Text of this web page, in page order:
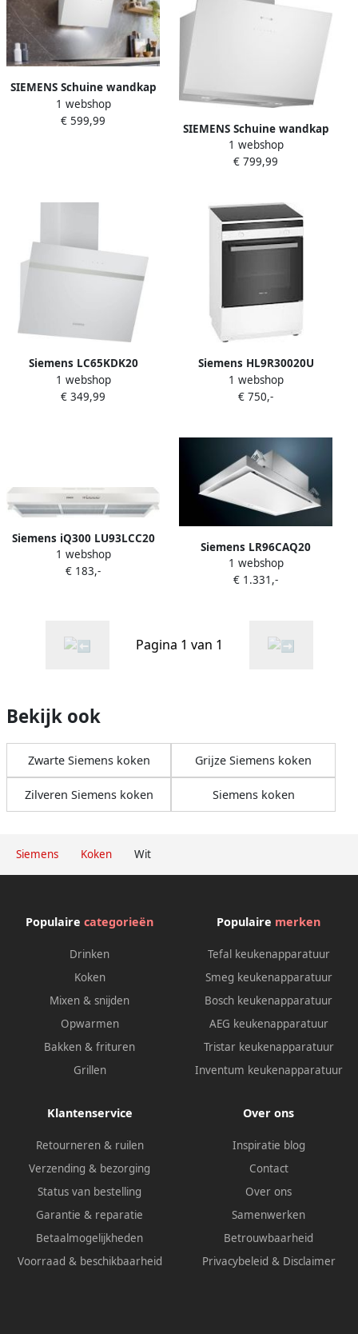
Siemens Koken Wit
SIEMENS Schuine wandkap
LC67KFN20
1 webshop
€ 599,99
SIEMENS Schuine wandkap
LC81KAN20
1 webshop
€ 799,99
Siemens LC65KDK20
afzuigkap wit 430 m³ u
1 webshop
€ 349,99
Siemens HL9R30020U
Inductie fornuis
1 webshop
€ 750,-
Siemens iQ300 LU93LCC20
Afzuigkap Onderbouw Wit
D 350 m³ uur
1 webshop
€ 183,-
Siemens LR96CAQ20
plafondunit met nalooptijd
en randafzuiging
1 webshop
€ 1.331,-
Pagina 1 van 1
Bekijk ook
Zwarte Siemens koken Grijze Siemens koken
Zilveren Siemens koken Siemens koken
Populaire categorieën
Drinken
Koken
Mixen & snijden
Opwarmen
Bakken & frituren
Grillen
Populaire merken
Tefal keukenapparatuur
Smeg keukenapparatuur
Bosch keukenapparatuur
AEG keukenapparatuur
Tristar keukenapparatuur
Inventum keukenapparatuur
Klantenservice
Retourneren & ruilen
Verzending & bezorging
Status van bestelling
Garantie & reparatie
Betaalmogelijkheden
Voorraad & beschikbaarheid
Over ons
Inspiratie blog
Contact
Over ons
Samenwerken
Betrouwbaarheid
Privacybeleid & Disclaimer